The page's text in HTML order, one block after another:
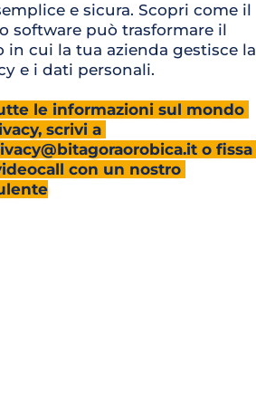
e sicura. Scopri come il
software può trasformare il
in cui la tua azienda gestisce la
e i dati personali.
le informazioni sul mondo
scrivi a
o fissa
con un nostro